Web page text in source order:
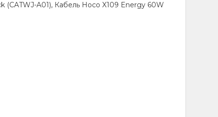
data
(CATWJ-A01), Кабель Hoco X109 Energy 60W